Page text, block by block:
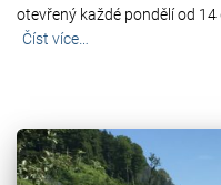
otevřený každé pondělí od
Číst více…